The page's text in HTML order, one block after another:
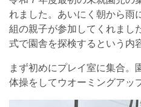
れました。あいにく朝から雨
組の親子が参加してくれまし
式で園舎を探検するという内
まず初めにプレイ室に集合。
体操をしてウオーミングアッ